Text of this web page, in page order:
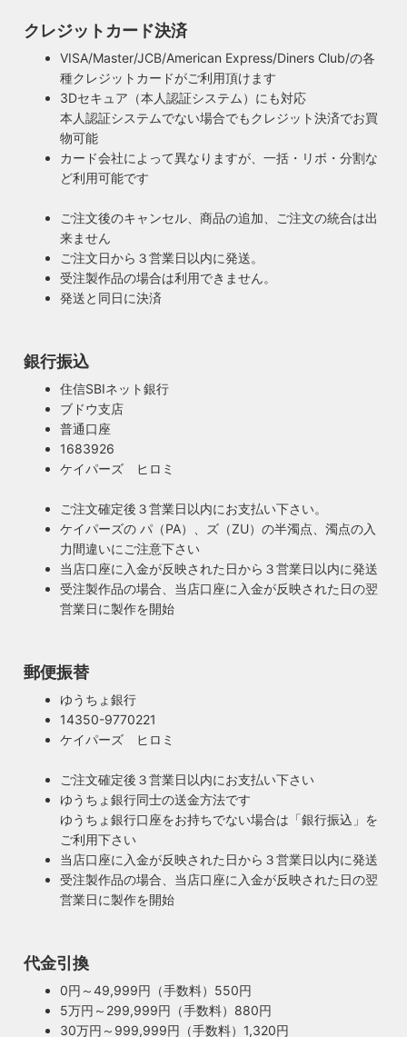
クレジットカード決済
VISA/Master/JCB/American Express/Diners Club/の各
種クレジットカードがご利用頂けます
3Dセキュア（本人認証システム）にも対応
本人認証システムでない場合でもクレジット決済でお買
物可能
カード会社によって異なりますが、一括・リボ・分割な
ど利用可能です
ご注文後のキャンセル、商品の追加、ご注文の統合は出
来ません
ご注文日から３営業日以内に発送。
受注製作品の場合は利用できません。
発送と同日に決済
銀行振込
住信SBIネット銀行
ブドウ支店
普通口座
1683926
ケイパーズ ヒロミ
ご注文確定後３営業日以内にお支払い下さい。
ケイパーズの パ（PA）、ズ（ZU）の半濁点、濁点の入
力間違いにご注意下さい
当店口座に入金が反映された日から３営業日以内に発送
受注製作品の場合、当店口座に入金が反映された日の翌
営業日に製作を開始
郵便振替
ゆうちょ銀行
14350-9770221
ケイパーズ ヒロミ
ご注文確定後３営業日以内にお支払い下さい
ゆうちょ銀行同士の送金方法です
ゆうちょ銀行口座をお持ちでない場合は「銀行振込」を
ご利用下さい
当店口座に入金が反映された日から３営業日以内に発送
受注製作品の場合、当店口座に入金が反映された日の翌
営業日に製作を開始
代金引換
0円～49,999円（手数料）550円
5万円～299,999円（手数料）880円
30万円～999,999円（手数料）1,320円